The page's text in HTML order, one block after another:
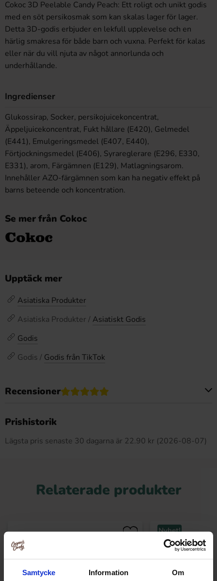
Samtycke Information Om
Cokoc 3D Peelable Candy Peach: Ett roligt och unikt godis
med en söt persikosmak som kan skalas lager för lager.
Detta 3D-godis erbjuder en lekfull upplevelse och en
härlig smakresa för både barn och vuxna. Perfekt för kalas
eller när du vill njuta av något annorlunda och
underhållande.
Ingredienser
Glukossirap, Socker, persikojuicekoncentrat,
Äppeljuicekoncentrat, Fukt­ hållare (E420), Gelmedel
(E441), Emulgeringsmedel (E407, E440),
Förtjockningsmedel (E406), Syrareglerare (E296, E330,
E331), arom, Färgämnen (E129), Matlagningsarom.
Innehåller AZO-färgämnen som kan ha negativ effekt på
barns beteende och koncentration.
Se mer från Cokoc
Upptäck mer
Asiatiska Produkter
Asiatiska Produkter / Asiatiskt Godis
Godis
Godis / Godis från TikTok
Recensioner
Prishistorik
Lägsta pris senaste 30 dagarna är 22.90 kr (2026-08-07)
Relaterade produkter
Nyhet!